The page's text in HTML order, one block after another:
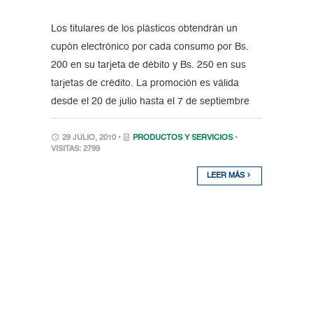
Los titulares de los plásticos obtendrán un
cupón electrónico por cada consumo por Bs.
200 en su tarjeta de débito y Bs. 250 en sus
tarjetas de crédito. La promoción es válida
desde el 20 de julio hasta el 7 de septiembre
29 JULIO, 2010 • PRODUCTOS Y SERVICIOS •
VISITAS: 2799
LEER MÁS